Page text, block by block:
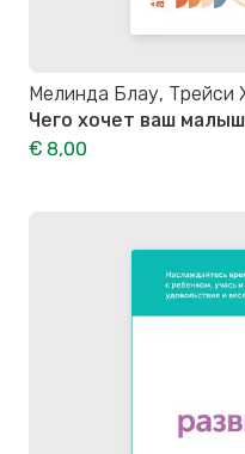
Мелинда Блау, Трейси
Чего хочет ваш
€ 8,00